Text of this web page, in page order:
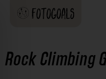
Rock Climbing